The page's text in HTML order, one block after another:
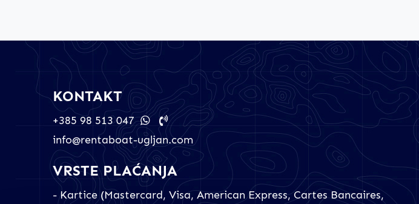
KONTAKT
+385 98 513 047
info@rentaboat-ugljan.com
VRSTE PLAĆANJA
- Kartice (Mastercard, Visa, American Express, Cartes Bancaires,